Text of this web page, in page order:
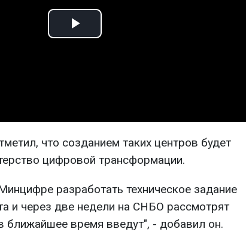
Play
что созданием таких центров будет
цифровой трансформации.
разработать техническое задание
и через две недели на СНБО рассмотрят
ближайшее время введут", - добавил он.